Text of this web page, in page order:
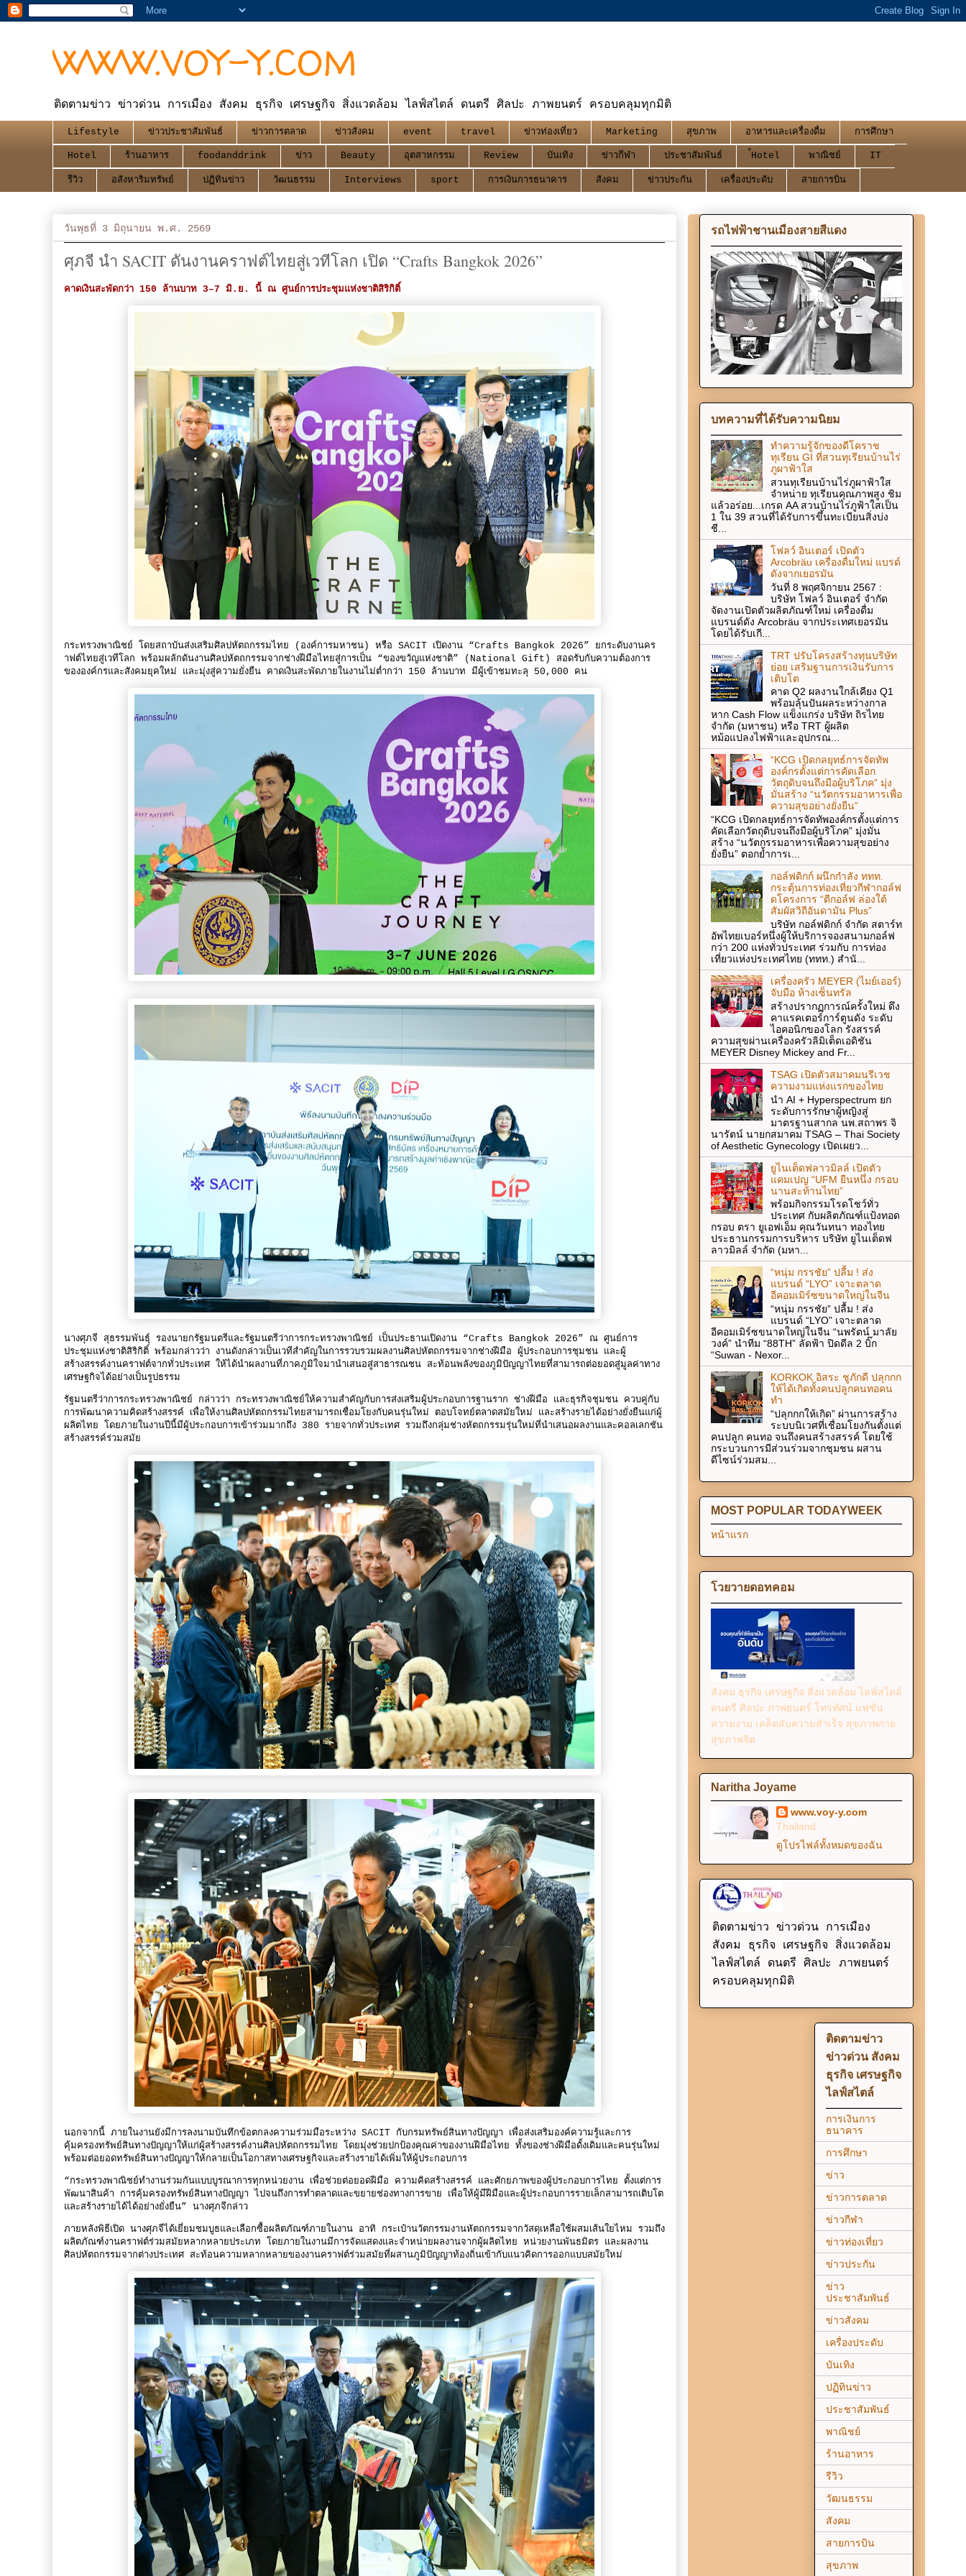
WWW.VOY-Y.COM
ติดตามข่าว ข่าวด่วน การเมือง สังคม ธุรกิจ เศรษฐกิจ สิ่งแวดล้อม ไลฟ์สไตล์ ดนตรี ศิลปะ ภาพยนตร์ ครอบคลุมทุกมิติ
Lifestyle ข่าวประชาสัมพันธ์ ข่าวการตลาด ข่าวสังคม event travel ข่าวท่องเที่ยว Marketing สุขภาพ อาหารและเครื่องดื่ม การศึกษา
Hotel ร้านอาหาร foodanddrink ข่าว Beauty อุตสาหกรรม Review บันเทิง ข่าวกีฬา ประชาสัมพันธ์ ้Hotel พาณิชย์ IT
รีวิว อสังหาริมทรัพย์ ปฏิทินข่าว วัฒนธรรม Interviews sport การเงินการธนาคาร สังคม ข่าวประกัน เครื่องประดับ สายการบิน
วันพุธที่ 3 มิถุนายน พ.ศ. 2569
ศุภจี นำ SACIT ดันงานคราฟต์ไทยสู่เวทีโลก เปิด “Crafts Bangkok 2026”
คาดเงินสะพัดกว่า 150 ล้านบาท 3–7 มิ.ย. นี้ ณ ศูนย์การประชุมแห่งชาติสิริกิติ์
กระทรวงพาณิชย์ โดยสถาบันส่งเสริมศิลปหัตถกรรมไทย (องค์การมหาชน) หรือ SACIT เปิดงาน “Crafts Bangkok 2026” ยกระดับงานคร
าฟต์ไทยสู่เวทีโลก พร้อมผลักดันงานศิลปหัตถกรรมจากช่างฝีมือไทยสู่การเป็น “ของขวัญแห่งชาติ” (National Gift) สอดรับกับความต้องการ
ขององค์กรและสังคมยุคใหม่ และมุ่งสู่ความยั่งยืน คาดเงินสะพัดภายในงานไม่ต่ำกว่า 150 ล้านบาท มีผู้เข้าชมทะลุ 50,000 คน
นางศุภจี สุธรรมพันธุ์ รองนายกรัฐมนตรีและรัฐมนตรีว่าการกระทรวงพาณิชย์ เป็นประธานเปิดงาน “Crafts Bangkok 2026” ณ ศูนย์การ
ประชุมแห่งชาติสิริกิติ์ พร้อมกล่าวว่า งานดังกล่าวเป็นเวทีสำคัญในการรวบรวมผลงานศิลปหัตถกรรมจากช่างฝีมือ ผู้ประกอบการชุมชน และผู้
สร้างสรรค์งานคราฟต์จากทั่วประเทศ ให้ได้นำผลงานที่ภาคภูมิใจมานำเสนอสู่สาธารณชน สะท้อนพลังของภูมิปัญญาไทยที่สามารถต่อยอดสู่มูลค่าทาง
เศรษฐกิจได้อย่างเป็นรูปธรรม
รัฐมนตรีว่าการกระทรวงพาณิชย์ กล่าวว่า กระทรวงพาณิชย์ให้ความสำคัญกับการส่งเสริมผู้ประกอบการฐานราก ช่างฝีมือ และธุรกิจชุมชน ควบคู่กับ
การพัฒนาความคิดสร้างสรรค์ เพื่อให้งานศิลปหัตถกรรมไทยสามารถเชื่อมโยงกับคนรุ่นใหม่ ตอบโจทย์ตลาดสมัยใหม่ และสร้างรายได้อย่างยั่งยืนแก่ผู้
ผลิตไทย โดยภายในงานปีนี้มีผู้ประกอบการเข้าร่วมมากถึง 380 รายจากทั่วประเทศ รวมถึงกลุ่มช่างหัตถกรรมรุ่นใหม่ที่นำเสนอผลงานและคอลเลกชัน
สร้างสรรค์ร่วมสมัย
นอกจากนี้ ภายในงานยังมีการลงนามบันทึกข้อตกลงความร่วมมือระหว่าง SACIT กับกรมทรัพย์สินทางปัญญา เพื่อส่งเสริมองค์ความรู้และการ
คุ้มครองทรัพย์สินทางปัญญาให้แก่ผู้สร้างสรรค์งานศิลปหัตถกรรมไทย โดยมุ่งช่วยปกป้องคุณค่าของงานฝีมือไทย ทั้งของช่างฝีมือดั้งเดิมและคนรุ่นใหม่
พร้อมต่อยอดทรัพย์สินทางปัญญาให้กลายเป็นโอกาสทางเศรษฐกิจและสร้างรายได้เพิ่มให้ผู้ประกอบการ
“กระทรวงพาณิชย์ทำงานร่วมกันแบบบูรณาการทุกหน่วยงาน เพื่อช่วยต่อยอดฝีมือ ความคิดสร้างสรรค์ และศักยภาพของผู้ประกอบการไทย ตั้งแต่การ
พัฒนาสินค้า การคุ้มครองทรัพย์สินทางปัญญา ไปจนถึงการทำตลาดและขยายช่องทางการขาย เพื่อให้ผู้มีฝีมือและผู้ประกอบการรายเล็กสามารถเติบโต
และสร้างรายได้ได้อย่างยั่งยืน” นางศุภจีกล่าว
ภายหลังพิธีเปิด นางศุภจีได้เยี่ยมชมบูธและเลือกซื้อผลิตภัณฑ์ภายในงาน อาทิ กระเป๋านวัตกรรมงานหัตถกรรมจากวัสดุเหลือใช้ผสมเส้นใยไหม รวมถึง
ผลิตภัณฑ์งานคราฟต์ร่วมสมัยหลากหลายประเภท โดยภายในงานมีการจัดแสดงและจำหน่ายผลงานจากผู้ผลิตไทย หน่วยงานพันธมิตร และผลงาน
ศิลปหัตถกรรมจากต่างประเทศ สะท้อนความหลากหลายของงานคราฟต์ร่วมสมัยที่ผสานภูมิปัญญาท้องถิ่นเข้ากับแนวคิดการออกแบบสมัยใหม่
รถไฟฟ้าชานเมืองสายสีแดง
บทความที่ได้รับความนิยม
ทำความรู้จักของดีโคราช
ทุเรียน GI ที่สวนทุเรียนบ้านไร่
ภูผาฟ้าใส
สวนทุเรียนบ้านไร่ภูผาฟ้าใส
จำหน่าย ทุเรียนคุณภาพสูง ชิม
แล้วอร่อย...เกรด AA สวนบ้านไร่ภูฟ้าใสเป็น
1 ใน 39 สวนที่ได้รับการขึ้นทะเบียนสิ่งบ่ง
ชี...
โฟลว์ อินเตอร์ เปิดตัว
Arcobräu เครื่องดื่มใหม่ แบรด์
ดังจากเยอรมัน
วันที่ 8 พฤศจิกายน 2567 :
บริษัท โฟลว์ อินเตอร์ จำกัด
จัดงานเปิดตัวผลิตภัณฑ์ใหม่ เครื่องดื่ม
แบรนด์ดัง Arcobräu จากประเทศเยอรมัน
โดยได้รับเกี...
TRT ปรับโครงสร้างทุนบริษัท
ย่อย เสริมฐานการเงินรับการ
เติบโต
คาด Q2 ผลงานใกล้เคียง Q1
พร้อมลุ้นปันผลระหว่างกาล
หาก Cash Flow แข็งแกร่ง บริษัท ถิรไทย
จำกัด (มหาชน) หรือ TRT ผู้ผลิต
หม้อแปลงไฟฟ้าและอุปกรณ...
“KCG เปิดกลยุทธ์การจัดทัพ
องค์กรตั้งแต่การคัดเลือก
วัตถุดิบจนถึงมือผู้บริโภค” มุ่ง
มั่นสร้าง “นวัตกรรมอาหารเพื่อ
ความสุขอย่างยั่งยืน”
“KCG เปิดกลยุทธ์การจัดทัพองค์กรตั้งแต่การ
คัดเลือกวัตถุดิบจนถึงมือผู้บริโภค” มุ่งมั่น
สร้าง “นวัตกรรมอาหารเพื่อความสุขอย่าง
ยั่งยืน” ตอกย้ำการเ...
กอล์ฟดิกก์ ผนึกกำลัง ททท.
กระตุ้นการท่องเที่ยวกีฬากอล์ฟ
ดโครงการ “ตีกอล์ฟ ล่องใต้
สัมผัสวิถีอันดามัน Plus”
บริษัท กอล์ฟดิกก์ จำกัด สตาร์ท
อัพไทยเบอร์หนึ่งผู้ให้บริการจองสนามกอล์ฟ
กว่า 200 แห่งทั่วประเทศ ร่วมกับ การท่อง
เที่ยวแห่งประเทศไทย (ททท.) สำนั...
เครื่องครัว MEYER (ไมย์เออร์)
จับมือ ห้างเซ็นทรัล
สร้างปรากฏการณ์ครั้งใหม่ ดึง
คาแรคเตอร์การ์ตูนดัง ระดับ
ไอคอนิกของโลก รังสรรค์
ความสุขผ่านเครื่องครัวลิมิเต็ดเอดิชัน
MEYER Disney Mickey and Fr...
TSAG เปิดตัวสมาคมนรีเวช
ความงามแห่งแรกของไทย
นำ AI + Hyperspectrum ยก
ระดับการรักษาผู้หญิงสู่
มาตรฐานสากล นพ.สถาพร จิ
นารัตน์ นายกสมาคม TSAG – Thai Society
of Aesthetic Gynecology เปิดเผยว...
ยูไนเต็ดฟลาวมิลล์ เปิดตัว
แคมเปญ “UFM ยืนหนึ่ง กรอบ
นานสะท้านไทย”
พร้อมกิจกรรมโรดโชว์ทั่ว
ประเทศ กับผลิตภัณฑ์แป้งทอด
กรอบ ตรา ยูเอฟเอ็ม คุณวันทนา ทองไทย
ประธานกรรมการบริหาร บริษัท ยูไนเต็ดฟ
ลาวมิลล์ จำกัด (มหา...
“หนุ่ม กรรชัย” ปลื้ม ! ส่ง
แบรนด์ “LYO” เจาะตลาด
อีคอมเมิร์ซขนาดใหญ่ในจีน
“หนุ่ม กรรชัย” ปลื้ม ! ส่ง
แบรนด์ “LYO” เจาะตลาด
อีคอมเมิร์ซขนาดใหญ่ในจีน “นพรัตน์ มาลัย
วงค์” นำทีม “88TH” ลัดฟ้า ปิดดีล 2 บิ๊ก
“Suwan - Nexor...
KORKOK อิสระ ชูภักดี ปลุกกก
ให้ได้เกิดทั้งคนปลูกคนทอคน
ทำ
“ปลุกกกให้เกิด” ผ่านการสร้าง
ระบบนิเวศที่เชื่อมโยงกันตั้งแต่
คนปลูก คนทอ จนถึงคนสร้างสรรค์ โดยใช้
กระบวนการมีส่วนร่วมจากชุมชน ผสาน
ดีไซน์ร่วมสม...
MOST POPULAR TODAYWEEK
หน้าแรก
โวยวายดอทคอม
สังคม ธุรกิจ เศรษฐกิจ สิ่งแวดล้อม ไลฟ์สไตล์
ดนตรี ศิลปะ ภาพยนตร์ โทรทัศน์ แฟชั่น
ความงาม เคล็ดลับความสำเร็จ สุขภาพกาย
สุขภาพจิต
Naritha Joyame
www.voy-y.com
Thailand
ดูโปรไฟล์ทั้งหมดของฉัน
ติดตามข่าว ข่าวด่วน การเมือง
สังคม ธุรกิจ เศรษฐกิจ สิ่งแวดล้อม
ไลฟ์สไตล์ ดนตรี ศิลปะ ภาพยนตร์
ครอบคลุมทุกมิติ
ติดตามข่าว
ข่าวด่วน สังคม
ธุรกิจ เศรษฐกิจ
ไลฟ์สไตล์
การเงินการ
ธนาคาร
การศึกษา
ข่าว
ข่าวการตลาด
ข่าวกีฬา
ข่าวท่องเที่ยว
ข่าวประกัน
ข่าว
ประชาสัมพันธ์
ข่าวสังคม
เครื่องประดับ
บันเทิง
ปฏิทินข่าว
ประชาสัมพันธ์
พาณิชย์
ร้านอาหาร
รีวิว
วัฒนธรรม
สังคม
สายการบิน
สุขภาพ